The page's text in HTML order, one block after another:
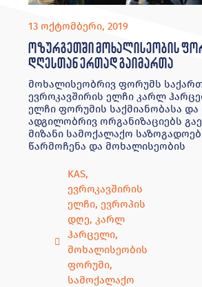
13 ოქტომბერი, 2019
ოზურგეთში მოხალისეობის
დღესთან ერთად გაიმართა
მოხალისეობრივ ფორუმს
ევროკავშირის ელჩი კარლ
ელჩი ფორუმის საქმიანობასა
ადგილობრივ ორგანიზაციებს
მიზანი სამოქალაქო
წარმოჩენა და მოხალისეობის
KAS,
ევროკავშირის
ელჩი,ევროპის
დღე,კარლ
ჰარცელი,
მოხალისეობის
ფორუმი,
სამოქალაქო